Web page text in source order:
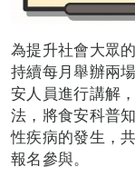
為提升社會大眾
持續每月舉辦兩
安人員進行講解
法，將食安科普
性疾病的發生，
報名參與。